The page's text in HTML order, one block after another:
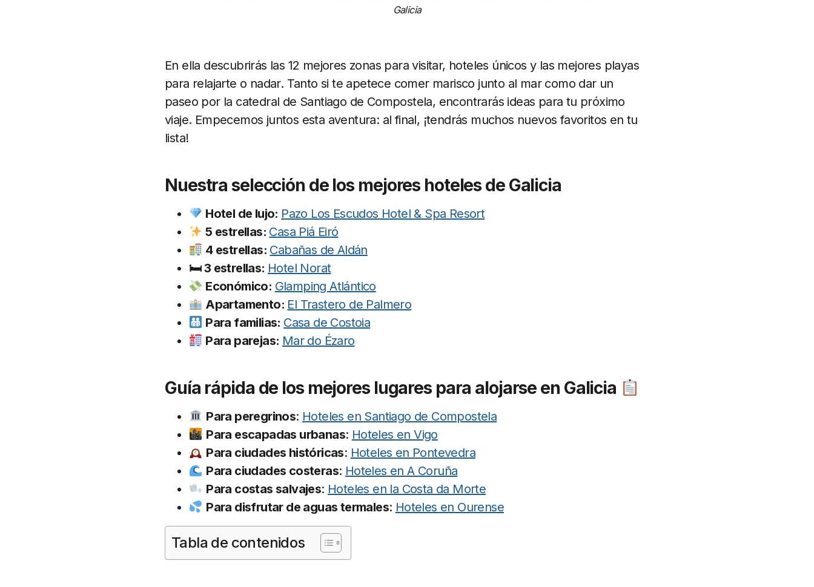
Galicia
En ella descubrirás las 12 mejores zonas para visitar, hoteles únicos y las mejores playas
para relajarte o nadar. Tanto si te apetece comer marisco junto al mar como dar un
paseo por la catedral de Santiago de Compostela, encontrarás ideas para tu próximo
viaje. Empecemos juntos esta aventura: al final, ¡tendrás muchos nuevos favoritos en tu
lista!
Nuestra selección de los mejores hoteles de Galicia
Hotel de lujo: Pazo Los Escudos Hotel & Spa Resort
5 estrellas: Casa Piá Eiró
4 estrellas: Cabañas de Aldán
🛏 3 estrellas: Hotel Norat
Económico: Glamping Atlántico
Apartamento: El Trastero de Palmero
Para familias: Casa de Costoia
Para parejas: Mar do Ézaro
Guía rápida de los mejores lugares para alojarse en Galicia
Para peregrinos: Hoteles en Santiago de Compostela
Para escapadas urbanas: Hoteles en Vigo
Para ciudades históricas: Hoteles en Pontevedra
Para ciudades costeras: Hoteles en A Coruña
Para costas salvajes: Hoteles en la Costa da Morte
Para disfrutar de aguas termales: Hoteles en Ourense
Tabla de contenidos